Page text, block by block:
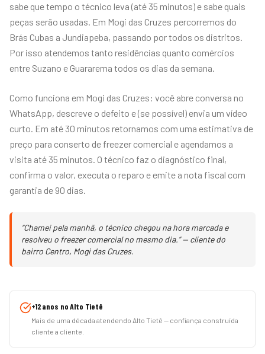
sabe que tempo o técnico leva (até 35 minutos) e sabe quais
peças serão usadas. Em Mogi das Cruzes percorremos do
Brás Cubas a Jundiapeba, passando por todos os distritos.
Por isso atendemos tanto residências quanto comércios
entre Suzano e Guararema todos os dias da semana.
Como funciona em Mogi das Cruzes: você abre conversa no
WhatsApp, descreve o defeito e (se possível) envia um vídeo
curto. Em até 30 minutos retornamos com uma estimativa de
preço para conserto de freezer comercial e agendamos a
visita até 35 minutos. O técnico faz o diagnóstico final,
confirma o valor, executa o reparo e emite a nota fiscal com
garantia de 90 dias.
“Chamei pela manhã, o técnico chegou na hora marcada e
resolveu o freezer comercial no mesmo dia.” — cliente do
bairro Centro, Mogi das Cruzes.
+12 anos no Alto Tietê
Mais de uma década atendendo Alto Tietê — confiança construída
cliente a cliente.